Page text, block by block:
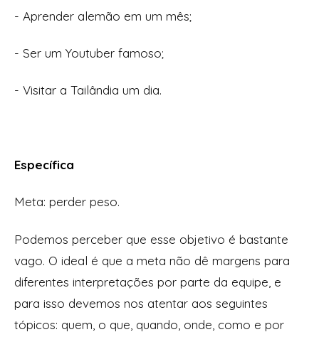
- Aprender alemão em um mês;
- Ser um Youtuber famoso;
- Visitar a Tailândia um dia.
Específica
Meta: perder peso.
Podemos perceber que esse objetivo é bastante
vago. O ideal é que a meta não dê margens para
diferentes interpretações por parte da equipe, e
para isso devemos nos atentar aos seguintes
tópicos: quem, o que, quando, onde, como e por